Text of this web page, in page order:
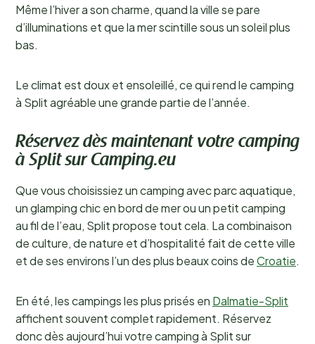
Même l’hiver a son charme, quand la ville se pare
d’illuminations et que la mer scintille sous un soleil plus
bas.
Le climat est doux et ensoleillé, ce qui rend le camping
à Split agréable une grande partie de l’année.
Réservez dès maintenant votre camping
à Split sur Camping.eu
Que vous choisissiez un camping avec parc aquatique,
un glamping chic en bord de mer ou un petit camping
au fil de l’eau, Split propose tout cela. La combinaison
de culture, de nature et d’hospitalité fait de cette ville
et de ses environs l’un des plus beaux coins deCroatie.
En été, les campings les plus prisés en Dalmatie-Split
affichent souvent complet rapidement. Réservez
donc dès aujourd’hui votre camping à Split sur